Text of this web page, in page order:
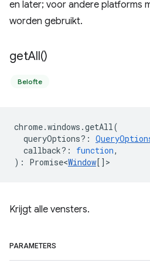
en later; voor andere platforms
worden gebruikt.
getAll()
Belofte
chrome.windows .getAll(
queryOptions? :
callback? : function,
) : Promise<Window[] >
Krijgt alle vensters.
PARAMETERS